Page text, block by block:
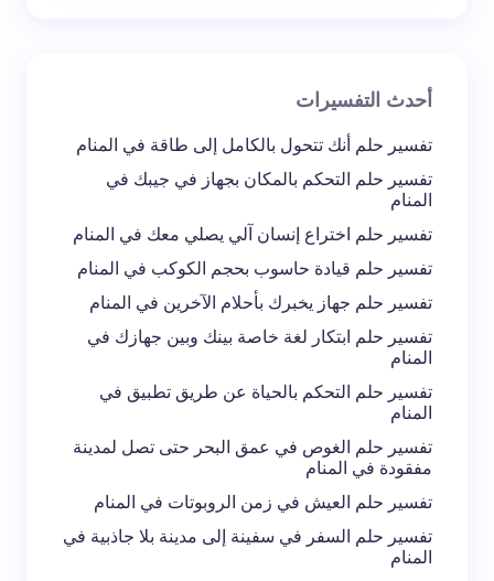
احفظ اسمي والبريد الإلكتروني في هذا المتصفح
لاستخدامه في المرة المقبلة في تعليقي.
أحدث التفسيرات
تفسير حلم أنك تتحول بالكامل إلى طاقة في المنام
تفسير حلم التحكم بالمكان بجهاز في جيبك في
المنام
تفسير حلم اختراع إنسان آلي يصلي معك في المنام
تفسير حلم قيادة حاسوب بحجم الكوكب في المنام
تفسير حلم جهاز يخبرك بأحلام الآخرين في المنام
تفسير حلم ابتكار لغة خاصة بينك وبين جهازك في
المنام
تفسير حلم التحكم بالحياة عن طريق تطبيق في
المنام
تفسير حلم الغوص في عمق البحر حتى تصل لمدينة
مفقودة في المنام
تفسير حلم العيش في زمن الروبوتات في المنام
تفسير حلم السفر في سفينة إلى مدينة بلا جاذبية في
المنام